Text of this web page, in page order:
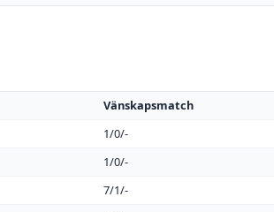
Vänskapsmatch
1/0/-
1/0/-
7/1/-